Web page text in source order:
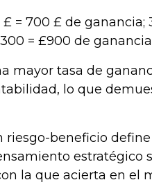
= 700 £ de
= £900 de
mayor tasa de
lo que
beneficio
estratégico
la que acierta en el